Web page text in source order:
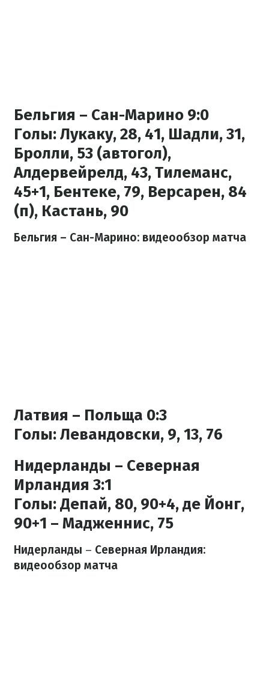
Бельгия – Сан-Марино 9:0
Голы:Лукаку, 28, 41, Шадли, 31,
Бролли, 53 (автогол),
Алдервейрелд, 43, Тилеманс,
45+1, Бентеке, 79, Версарен, 84
(п), Кастань, 90
Бельгия – Сан-Марино: видеообзор матча
Латвия – Польща 0:3
Голы:Левандовски, 9, 13, 76
Нидерланды – Северная
Ирландия 3:1
Голы:Депай, 80, 90+4, де Йонг,
90+1 – Мадженнис, 75
Нидерланды – Северная Ирландия:
видеообзор матча